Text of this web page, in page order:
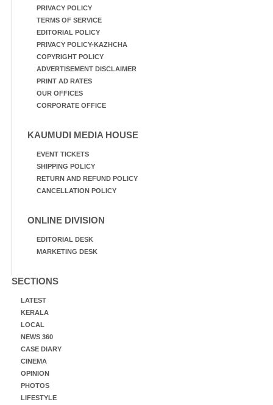
PRIVACY POLICY
TERMS OF SERVICE
EDITORIAL POLICY
PRIVACY POLICY-KAZHCHA
COPYRIGHT POLICY
ADVERTISEMENT DISCLAIMER
PRINT AD RATES
OUR OFFICES
CORPORATE OFFICE
KAUMUDI MEDIA HOUSE
EVENT TICKETS
SHIPPING POLICY
RETURN AND REFUND POLICY
CANCELLATION POLICY
ONLINE DIVISION
EDITORIAL DESK
MARKETING DESK
SECTIONS
LATEST
KERALA
LOCAL
NEWS 360
CASE DIARY
CINEMA
OPINION
PHOTOS
LIFESTYLE